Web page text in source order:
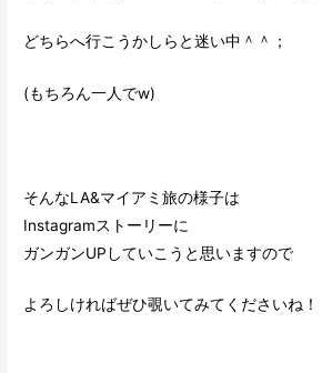
どちらへ行こうかしらと迷い中＾＾；
(もちろん一人でw)
そんなLA&マイアミ旅の様子は
Instagramストーリーに
ガンガンUPしていこうと思いますので
よろしければぜひ覗いてみてくださいね！